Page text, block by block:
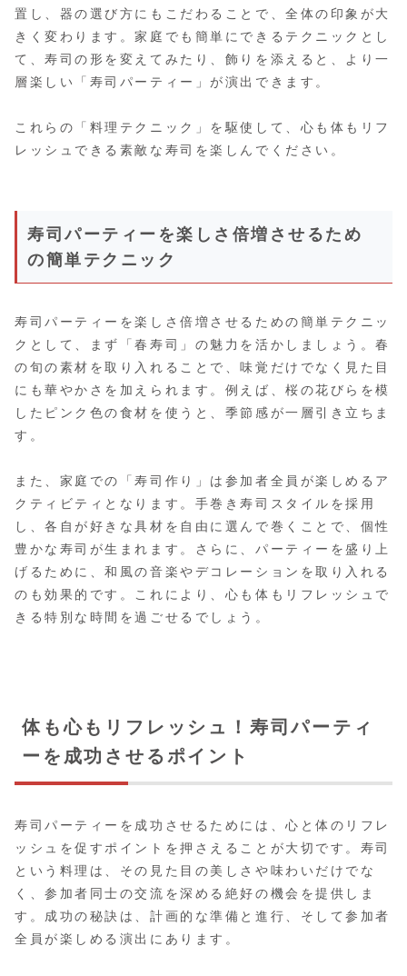
置し、器の選び方にもこだわることで、全体の印象が大
きく変わります。家庭でも簡単にできるテクニックとし
て、寿司の形を変えてみたり、飾りを添えると、より一
層楽しい「寿司パーティー」が演出できます。
これらの「料理テクニック」を駆使して、心も体もリフ
レッシュできる素敵な寿司を楽しんでください。
寿司パーティーを楽しさ倍増させるため
の簡単テクニック
寿司パーティーを楽しさ倍増させるための簡単テクニッ
クとして、まず「春寿司」の魅力を活かしましょう。春
の旬の素材を取り入れることで、味覚だけでなく見た目
にも華やかさを加えられます。例えば、桜の花びらを模
したピンク色の食材を使うと、季節感が一層引き立ちま
す。
また、家庭での「寿司作り」は参加者全員が楽しめるア
クティビティとなります。手巻き寿司スタイルを採用
し、各自が好きな具材を自由に選んで巻くことで、個性
豊かな寿司が生まれます。さらに、パーティーを盛り上
げるために、和風の音楽やデコレーションを取り入れる
のも効果的です。これにより、心も体もリフレッシュで
きる特別な時間を過ごせるでしょう。
体も心もリフレッシュ！寿司パーティ
ーを成功させるポイント
寿司パーティーを成功させるためには、心と体のリフレ
ッシュを促すポイントを押さえることが大切です。寿司
という料理は、その見た目の美しさや味わいだけでな
く、参加者同士の交流を深める絶好の機会を提供しま
す。成功の秘訣は、計画的な準備と進行、そして参加者
全員が楽しめる演出にあります。